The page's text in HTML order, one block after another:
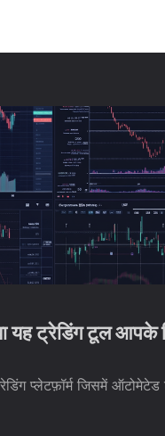
ट्रेडिंग टूल आपके
प्लेटफ़ॉर्म जिसमें